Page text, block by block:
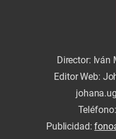
Director: Iván
Editor Web:
Publicidad: